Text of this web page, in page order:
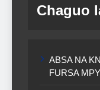
Chaguo
ABSA NA
FURSA